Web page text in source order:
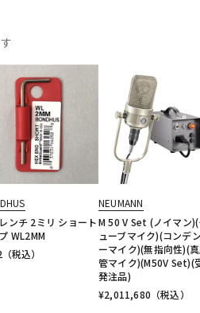
ンチ 2ミリ ショート
WL2MM
（税込）
NEUMANN
M 50 V Set (ノイマン
ューブマイク)(コンデ
ーマイク)(無指向性)(
管マイク)(M50V Set)(
発注品)
¥2,011,680 （税込）